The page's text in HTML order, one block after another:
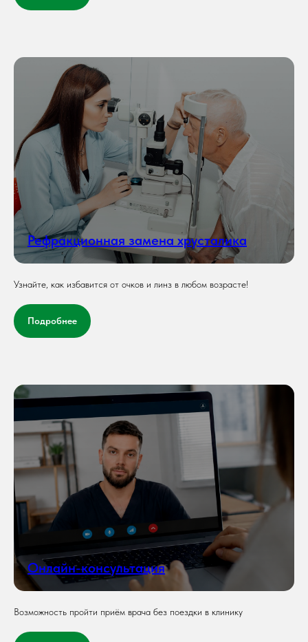
Рефракционная замена хрусталика
Узнайте, как избавится от очков и линз в любом возрасте!
Подробнее
Онлайн-консультация
Возможность пройти приём врача без поездки в клинику